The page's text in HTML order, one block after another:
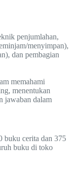
penjumlahan,
menyimpan),
dan pembagian
memahami
menentukan
jawaban dalam
buku cerita dan 375
buku di toko